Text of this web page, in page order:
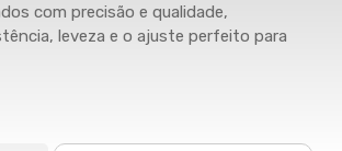
com precisão e qualidade,
leveza e o ajuste perfeito para